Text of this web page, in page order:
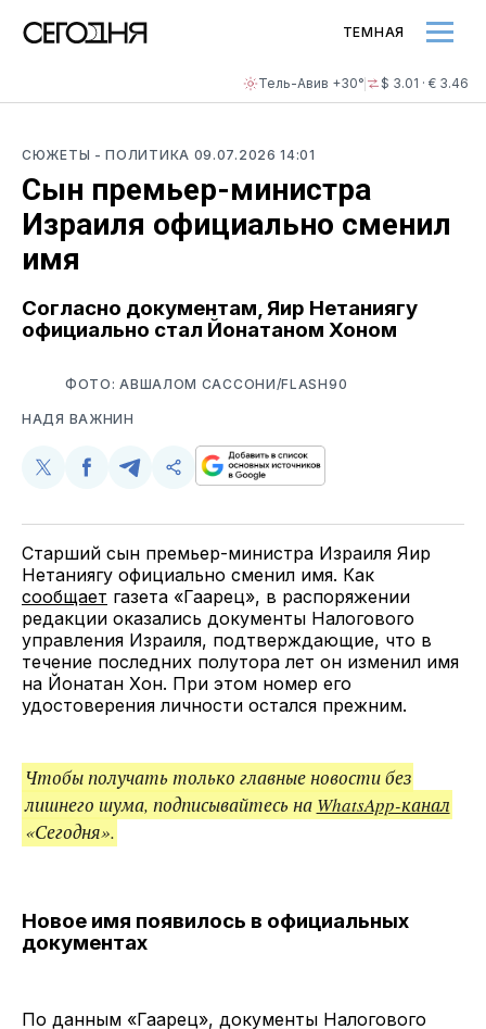
Тель-Авив +30° $ 3.01 · € 3.46
ТЕМНАЯ
СЮЖЕТЫ - ПОЛИТИКА 09.07.2026 14:01
Сын премьер-министра
Израиля официально сменил
имя
Согласно документам, Яир Нетаниягу
официально стал Йонатаном Хоном
ФОТО: АВШАЛОМ САССОНИ/FLASH90
НАДЯ ВАЖНИН
Поделиться
Twitter
Поделиться
Facebook
Поделиться
Telegram
Скопируйте
поделитесь
Старший сын премьер-министра Израиля Яир
Нетаниягу официально сменил имя. Как
сообщает газета «Гаарец», в распоряжении
редакции оказались документы Налогового
управления Израиля, подтверждающие, что в
течение последних полутора лет он изменил имя
на Йонатан Хон. При этом номер его
удостоверения личности остался прежним.
Чтобы получать только главные новости без
лишнего шума, подписывайтесь на WhatsApp-канал
«Сегодня».
Новое имя появилось в официальных
документах
По данным «Гаарец», документы Налогового